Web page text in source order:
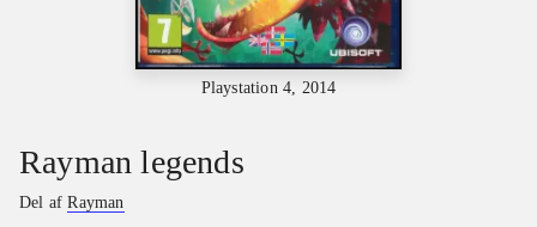
Playstation 4, 2014
Rayman legends
Del afRayman